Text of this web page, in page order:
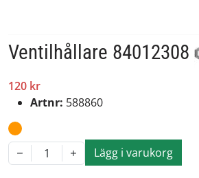
Ventilhållare 84012308
120 kr
Artnr: 588860
1 Lägg i varukorg